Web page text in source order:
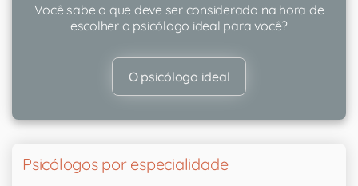
Você sabe o que deve ser considerado na hora de
escolher o psicólogo ideal para você?
O psicólogo ideal
Psicólogos por especialidade